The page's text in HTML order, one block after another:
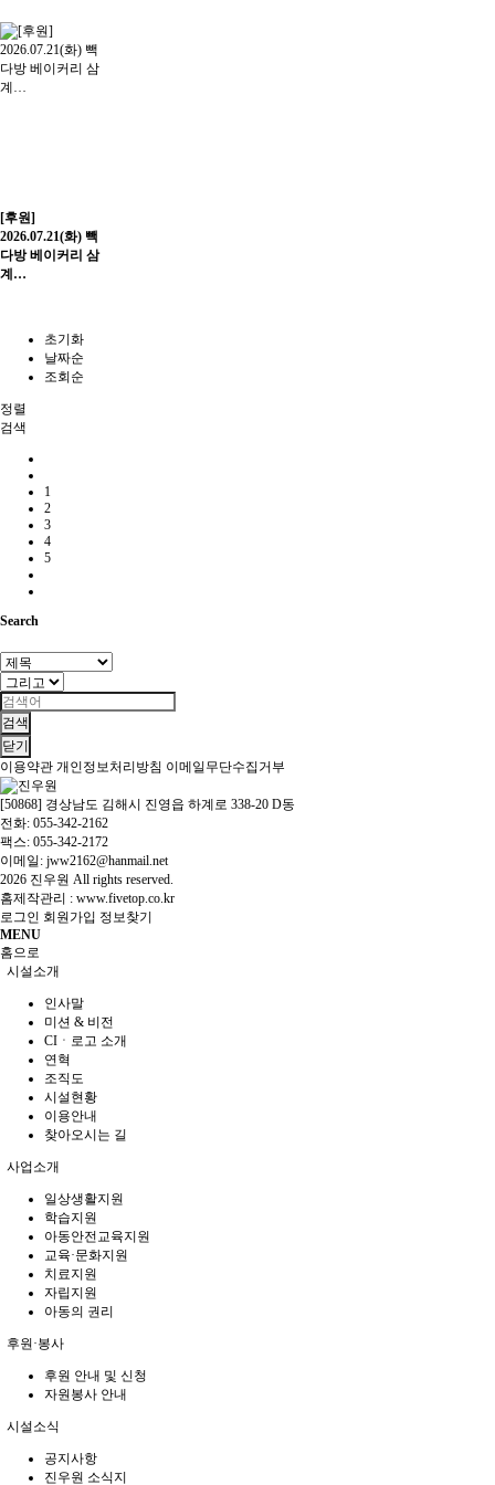
[후원]
2026.07.21(화) 빽
다방 베이커리 삼
계…
초기화
날짜순
조회순
정렬
검색
1
2
3
4
5
Search
검색
닫기
이용약관 개인정보처리방침 이메일무단수집거부
[50868] 경상남도 김해시 진영읍 하계로 338-20 D동
전화: 055-342-2162
팩스: 055-342-2172
이메일: jww2162@hanmail.net
2026 진우원 All rights reserved.
홈제작관리 : www.fivetop.co.kr
로그인 회원가입 정보찾기
MENU
홈으로
시설소개
인사말
미션 & 비전
CIㆍ로고 소개
연혁
조직도
시설현황
이용안내
찾아오시는 길
사업소개
일상생활지원
학습지원
아동안전교육지원
교육·문화지원
치료지원
자립지원
아동의 권리
후원·봉사
후원 안내 및 신청
자원봉사 안내
시설소식
공지사항
진우원 소식지